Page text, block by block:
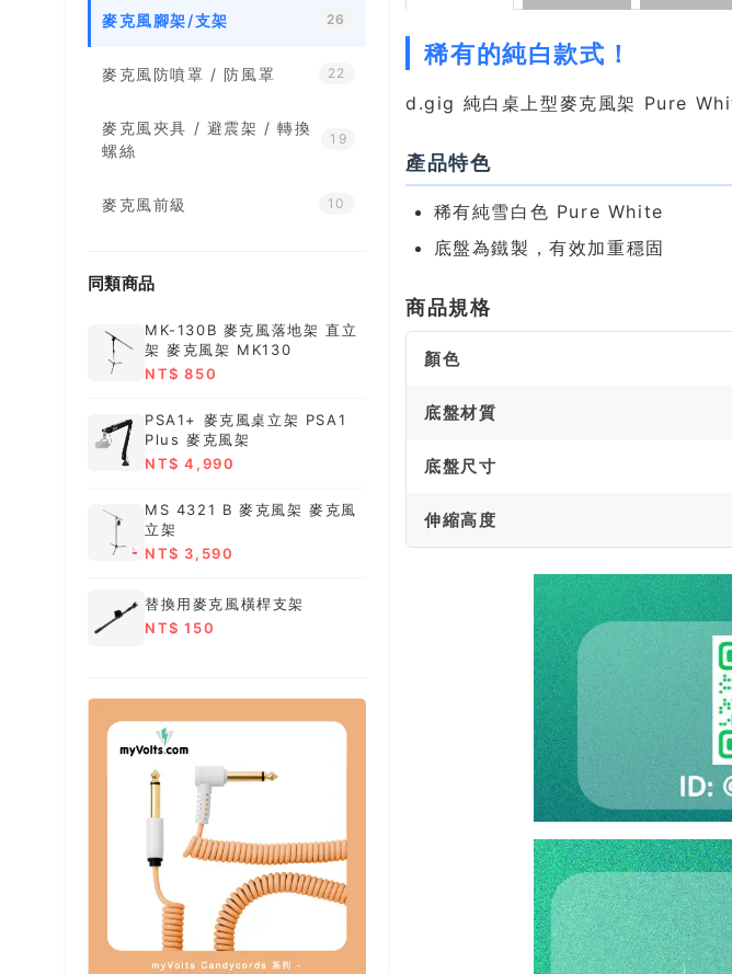
麥克風腳架/支架 26
麥克風防噴罩 / 防風罩 22
麥克風夾具 / 避震架 / 轉換
螺絲
19
麥克風前級 10
同類商品
MK-130B 麥克風落地架 直立
架 麥克風架 MK130
NT$ 850
PSA1+ 麥克風桌立架 PSA1
Plus 麥克風架
NT$ 4,990
MS 4321 B 麥克風架 麥克風
立架
NT$ 3,590
替換用麥克風橫桿支架
NT$ 150
稀有的純白款式！
d.gig 純白桌上型麥克風架 Pure
產品特色
稀有純雪白色 Pure White
底盤為鐵製，有效加重穩固
商品規格
顏色
底盤材質
底盤尺寸
伸縮高度